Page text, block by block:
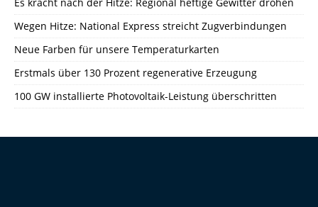
Wegen Hitze: National Express streicht Zugverbindungen
Neue Farben für unsere Temperaturkarten
Erstmals über 130 Prozent regenerative Erzeugung
100 GW installierte Photovoltaik-Leistung überschritten